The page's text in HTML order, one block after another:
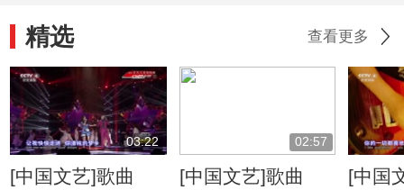
精选 查看更多
03:22
[中国文艺]歌曲
02:57
[中国文艺]歌曲
[中国